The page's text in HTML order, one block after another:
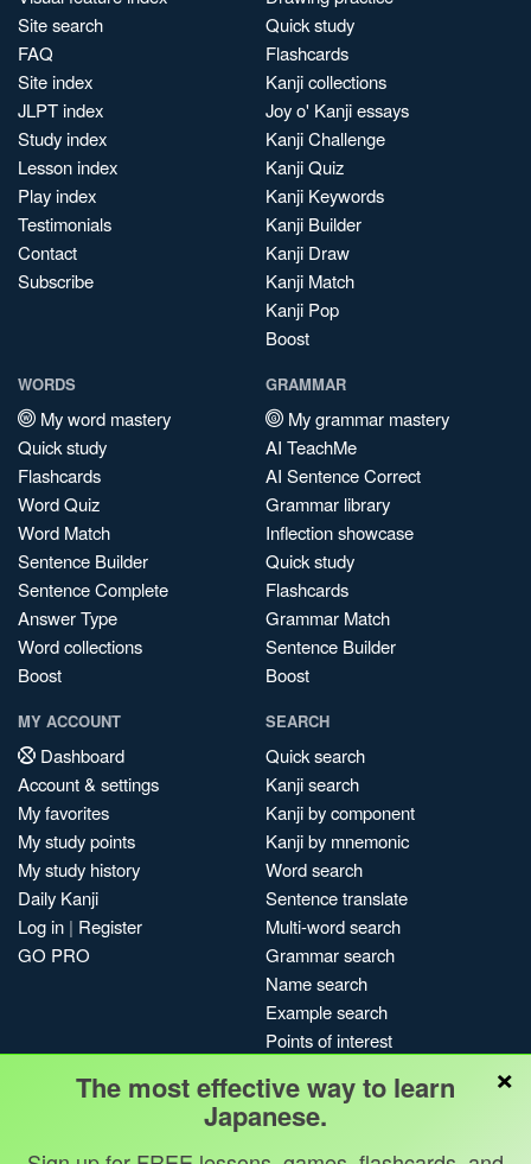
Site search
FAQ
Site index
JLPT index
Study index
Lesson index
Play index
Testimonials
Contact
Subscribe
Quick study
Flashcards
Kanji collections
Joy o' Kanji essays
Kanji Challenge
Kanji Quiz
Kanji Keywords
Kanji Builder
Kanji Draw
Kanji Match
Kanji Pop
Boost
WORDS
My word mastery
Quick study
Flashcards
Word Quiz
Word Match
Sentence Builder
Sentence Complete
Answer Type
Word collections
Boost
GRAMMAR
My grammar mastery
AI TeachMe
AI Sentence Correct
Grammar library
Inflection showcase
Quick study
Flashcards
Grammar Match
Sentence Builder
Boost
MY ACCOUNT
Dashboard
Account & settings
My favorites
My study points
My study history
Daily Kanji
Log in | Register
GO PRO
SEARCH
Quick search
Kanji search
Kanji by component
Kanji by mnemonic
Word search
Sentence translate
Multi-word search
Grammar search
Name search
Example search
Points of interest
My search history
Search index
×
The most effective way to learn
Japanese.